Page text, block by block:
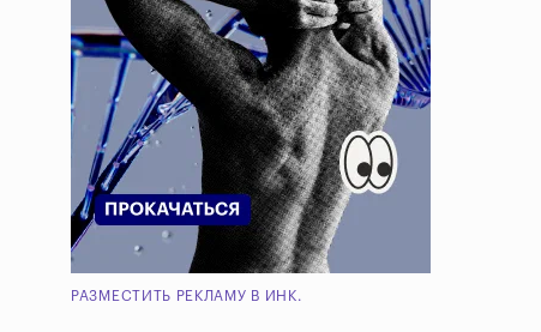
РАЗМЕСТИТЬ РЕКЛАМУ В ИНК.